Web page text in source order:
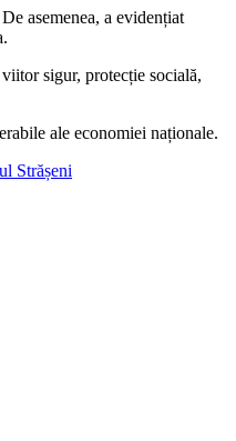
asemenea, a evidențiat
sigur, protecție socială,
ale economiei naționale.
Strășeni